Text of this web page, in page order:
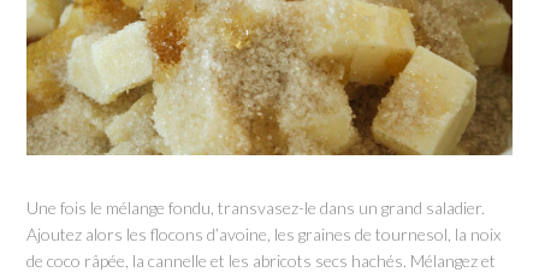
Une fois le mélange fondu, transvasez-le dans un grand saladier.
Ajoutez alors les flocons d’avoine, les graines de tournesol, la noix
de coco râpée, la cannelle et les abricots secs hachés. Mélangez et